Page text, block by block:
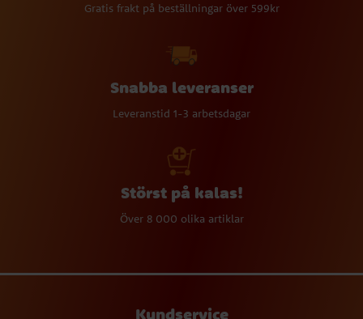
Gratis frakt på beställningar över 599kr
Snabba leveranser
Leveranstid 1-3 arbetsdagar
Störst på kalas!
Över 8 000 olika artiklar
Kundservice